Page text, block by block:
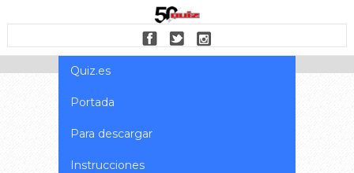
Quiz.es
Portada
Para descargar
Instrucciones